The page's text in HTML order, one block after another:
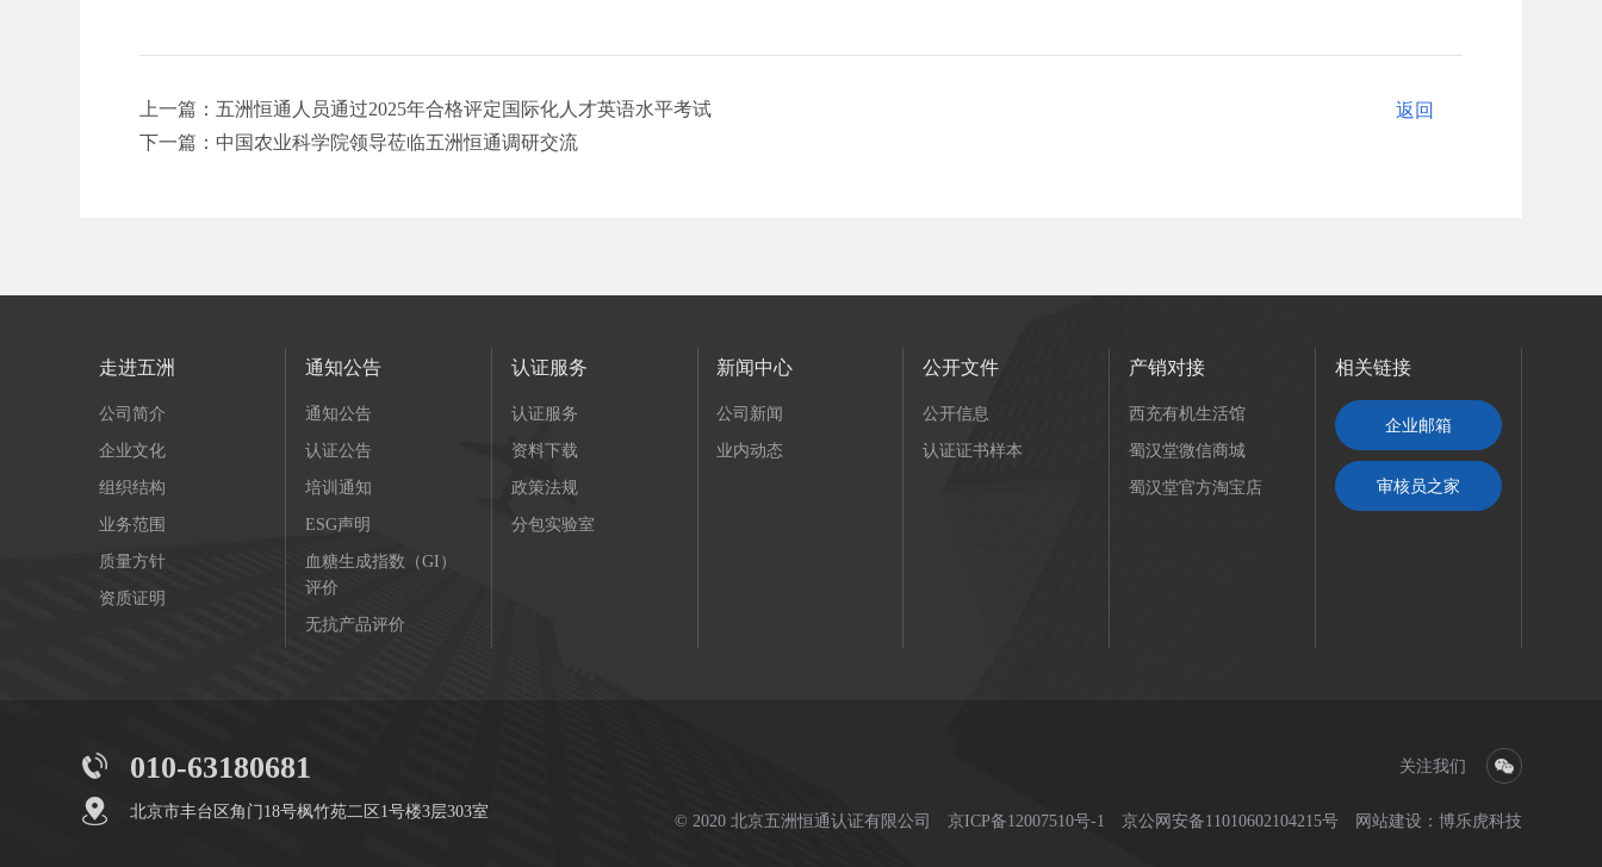
上一篇：五洲恒通人员通过2025年合格评定国际化人才英语水平考试
下一篇：中国农业科学院领导莅临五洲恒通调研交流
返回
走进五洲
公司简介
企业文化
组织结构
业务范围
质量方针
资质证明
通知公告
通知公告
认证公告
培训通知
ESG声明
血糖生成指数（GI）
评价
无抗产品评价
认证服务
认证服务
资料下载
政策法规
分包实验室
新闻中心
公司新闻
业内动态
公开文件
公开信息
认证证书样本
产销对接
西充有机生活馆
蜀汉堂微信商城
蜀汉堂官方淘宝店
相关链接
企业邮箱
审核员之家
010-63180681
北京市丰台区角门18号枫竹苑二区1号楼3层303室
关注我们
© 2020 北京五洲恒通认证有限公司 京ICP备12007510号-1 京公网安备11010602104215号 网站建设 ： 博乐虎科技